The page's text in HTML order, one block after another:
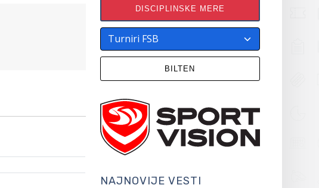
DISCIPLINSKE MERE
BILTEN
NAJNOVIJE VESTI